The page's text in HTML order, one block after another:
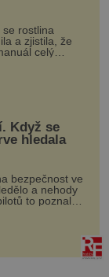
se rostlina
a zjistila, že
celý
Když se
hledala
bezpečnost ve
a nehody
to poznala
s trvalými
i ztrátou